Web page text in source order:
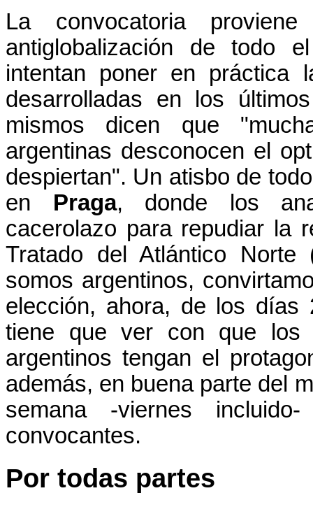
La convocatoria
antiglobalización de todo
intentan poner en práctica
desarrolladas en los
mismos dicen que
argentinas desconocen el
despiertan". Un atisbo de
en Praga, donde los
cacerolazo para repudiar la
Tratado del Atlántico
somos argentinos,
elección, ahora, de los
tiene que ver con que los
argentinos tengan el
además, en buena parte del
semana -viernes
convocantes.
Por todas partes